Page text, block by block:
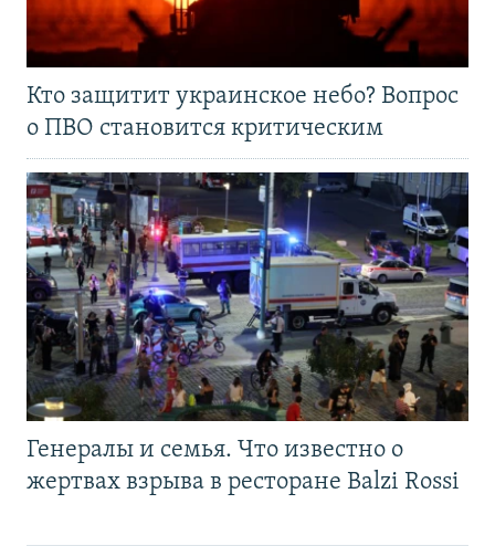
Кто защитит украинское небо? Вопрос
о ПВО становится критическим
Генералы и семья. Что известно о
жертвах взрыва в ресторане Balzi Rossi